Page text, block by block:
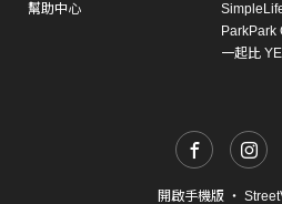
幫助中心
ParkPark
一起比
開啟手機版 ・